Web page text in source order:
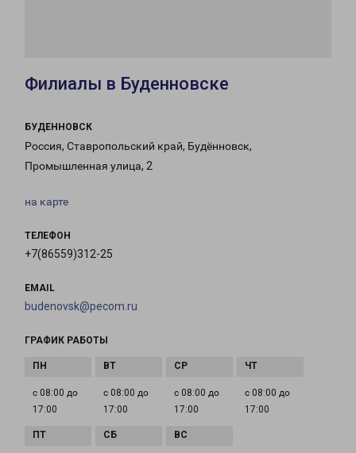
Филиалы в Буденновске
БУДЕННОВСК
Россия, Ставропольский край, Будённовск,
Промышленная улица, 2
на карте
ТЕЛЕФОН
+7(86559)312-25
EMAIL
budenovsk@pecom.ru
ГРАФИК РАБОТЫ
с 08:00 до
17:00
с 08:00 до
17:00
с 08:00 до
17:00
с 08:00 до
17:00